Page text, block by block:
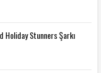
Holiday Stunners Şarkı